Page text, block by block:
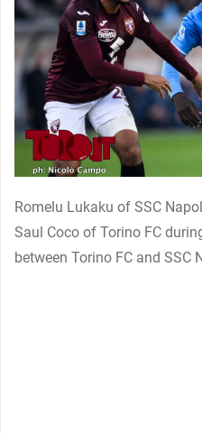
Romelu Lukaku of SSC
Saul Coco of Torino FC
between Torino FC and SSC